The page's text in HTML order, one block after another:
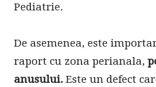
Pediatrie.
De asemenea, este
raport cu zona perianala,
anusului. Este un defect